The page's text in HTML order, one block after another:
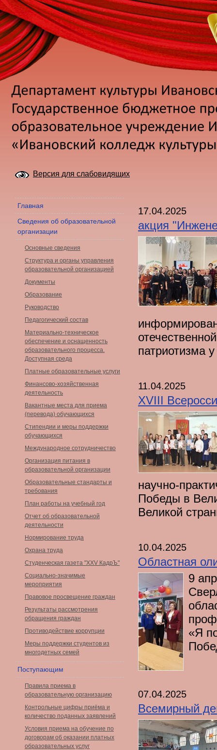
Версия для слабовидящих
Главная
Сведения об образовательной
организации
Основные сведения
Структура и органы управления
образовательной организацией
Документы
Образование
Руководство
Педагогический состав
Материально-техническое
обеспечение и оснащенность
образовательного процесса.
Доступная среда
Платные образовательные услуги
Финансово-хозяйственная
деятельность
Вакантные места для приема
(перевода) обучающихся
Стипендии и меры поддержки
обучающихся
Международное сотрудничество
Организация питания в
образовательной организации
Образовательные стандарты и
требования
План работы на учебный год
Отчет об образовательной
деятельности
Нормирование труда
Охрана труда
Студенческая газета "XXV КадрЪ"
Социально-значимые
мероприятия
Правовое просвещение граждан
Результаты рассмотрения
обращения граждан
Противодействие коррупции
Меры поддержки студентов из
многодетных семей
Поступающим
Правила приема в
образовательную организацию
Контрольные цифры приёма и
количество поданных заявлений
Условия приема на обучение по
договорам об оказании платных
образовательных услуг
17.04.2025
акция
патриотизма
11.04.2025
XVIII
научно-
Победы в
Великой
10.04.2025
Областная
9
«Я
07.04.2025
Всемирный